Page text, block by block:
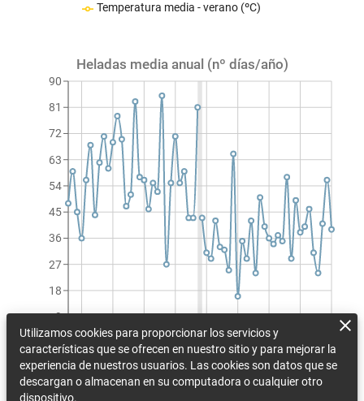
Temperatura media - verano (ºC)
Heladas media anual (nº días/año)
1990 1997 2004 2011 2018 2025 2032 2039 2046
9
18
27
36
45
54
63
72
81
90
Heladas media anual (nº días/año)
Utilizamos cookies para proporcionar los servicios y
características que se ofrecen en nuestro sitio y para mejorar la
experiencia de nuestros usuarios. Las cookies son datos que se
descargan o almacenan en su computadora o cualquier otro
dispositivo.